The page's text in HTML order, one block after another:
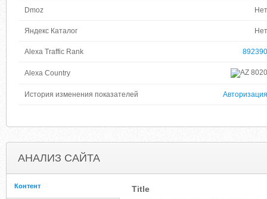
Dmoz Нет
Яндекс Каталог Нет
Alexa Traffic Rank 892390
Alexa Country 8020
История изменения показателей Авторизация
АНАЛИЗ САЙТА
Контент Title